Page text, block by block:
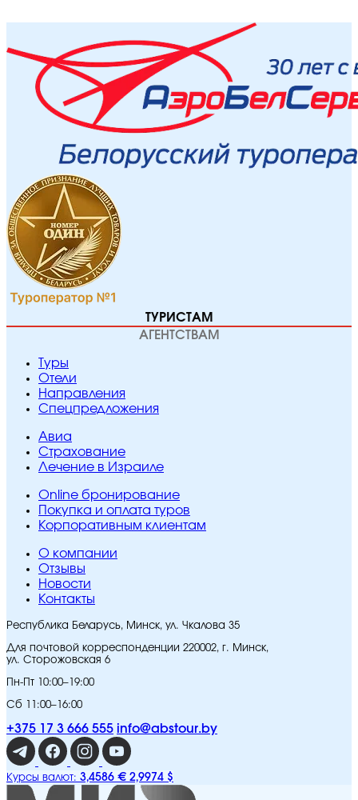
ТУРИСТАМ
АГЕНТСТВАМ
Туры
Отели
Направления
Спецпредложения
Авиа
Страхование
Лечение в Израиле
Online бронирование
Покупка и оплата туров
Корпоративным клиентам
O компании
Отзывы
Новости
Контакты
Республика Беларусь, Минск, ул. Чкалова 35
Для почтовой корреспонденции 220002, г. Минск,
ул. Сторожовская 6
Пн-Пт 10:00–19:00
Сб 11:00–16:00
+375 17 3 666 555 info@abstour.by
Курсы валют: 3,4586 € 2,9974 $